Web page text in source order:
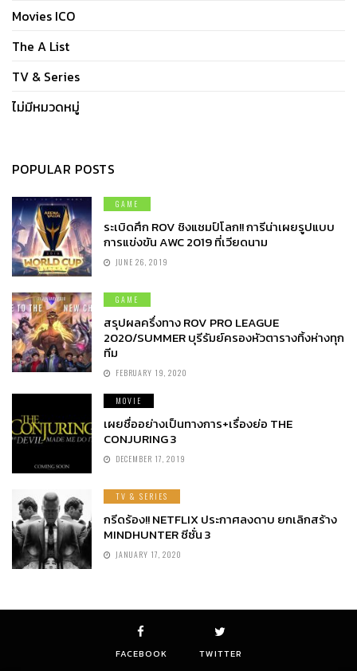
Movies ICO
The A List
TV & Series
ไม่มีหมวดหมู่
POPULAR POSTS
GAME
ระเบิดศึก ROV ชิงแชมป์โลก!! การีน่าเผยรูปแบบ
การแข่งขัน AWC 2019 ที่เวียดนาม
JUNE 26, 2019
GAME
สรุปผลครึ่งทาง ROV PRO LEAGUE
2020/SUMMER บุรีรัมย์ครองหัวตารางทิ้งห่างทุก
ทีม
FEBRUARY 19, 2020
MOVIE
เผยชื่ออย่างเป็นทางการ+เรื่องย่อ THE
CONJURING 3
DECEMBER 17, 2019
TV & SERIES
กรีดร้อง!! NETFLIX ประกาศลงดาบ ยกเลิกสร้าง
MINDHUNTER ซีซั่น 3
JANUARY 17, 2020
FACEBOOK TWITTER